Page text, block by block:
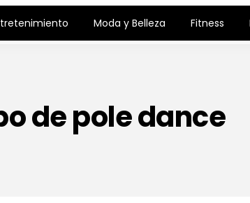
Moda y Belleza Fitness
de pole dance